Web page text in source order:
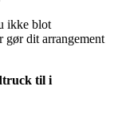
ikke blot
gør dit arrangement
til i